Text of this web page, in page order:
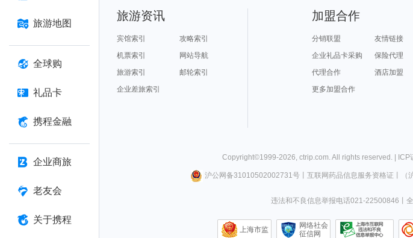
旅游地图
全球购
礼品卡
携程金融
企业商旅
老友会
关于携程
旅游资讯
宾馆索引
攻略索引
机票索引
网站导航
旅游索引
邮轮索引
企业差旅索引
加盟合作
分销联盟
友情链接
企业礼品卡采购
保险代理
代理合作
酒店加盟
更多加盟合作
Copyright©1999-2026, ctrip.com. All rights reserved. | ICP
沪公网备31010502002731号丨 互联网药品信息服务资格证
违法和不良信息举报电话021-22500846
上海市监
网络社会
征信网